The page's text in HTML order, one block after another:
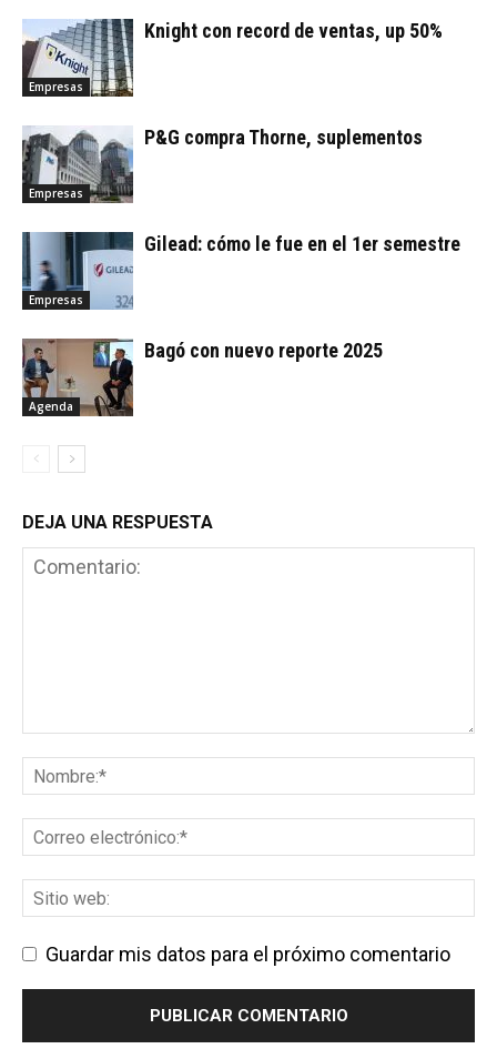
Empresas
Knight con record de ventas, up 50%
Empresas
P&G compra Thorne, suplementos
Empresas
Gilead: cómo le fue en el 1er semestre
Agenda
Bagó con nuevo reporte 2025
DEJA UNA RESPUESTA
Guardar mis datos para el próximo comentario